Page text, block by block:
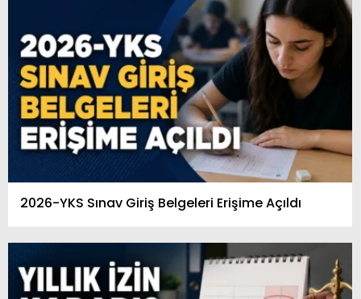
2026-YKS Sınav Giriş Belgeleri Erişime Açıldı